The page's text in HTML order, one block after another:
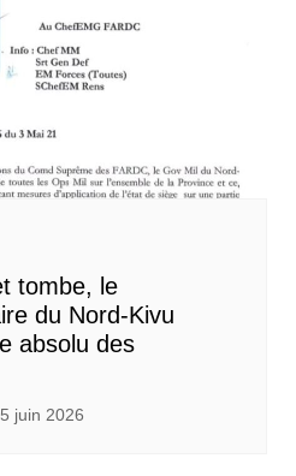
tombe, le
du Nord-Kivu
absolu des
juin 2026